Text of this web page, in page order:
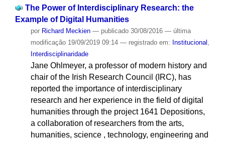
The Power of Interdisciplinary Research: the
Example of Digital Humanities
por Richard Meckien — publicado30/08/2016 — última
modificação19/09/2019 09:14 — registrado em: Institucional ,
Interdisciplinaridade
Jane Ohlmeyer, a professor of modern history and
chair of the Irish Research Council (IRC), has
reported the importance of interdisciplinary
research and her experience in the field of digital
humanities through the project 1641 Depositions,
a collaboration of researchers from the arts,
humanities, science , technology, engineering and